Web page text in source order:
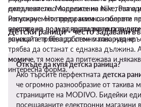
допълнително напрежение към това
Регулируемите презрамки са полезни
прилягане, но и за правилното
раницата трябва да стои малко над
трябва да останат с еднаква дължина.
момиче,тя може да притежава и
интересна форма.
ежедневието. Моделите на Nike, Puma
изпускане. Но преди всичко изберете
цветове на подходящатараница за дете
впускайте в безпроблемно пазаруване.
Детски раници - често задавани
Откъде да купя детска раница?
Ако търсите перфектната детска
че огромно разнообразие от такива
страниците на MODIVO. Бидейки
посещаваните електронни магазини